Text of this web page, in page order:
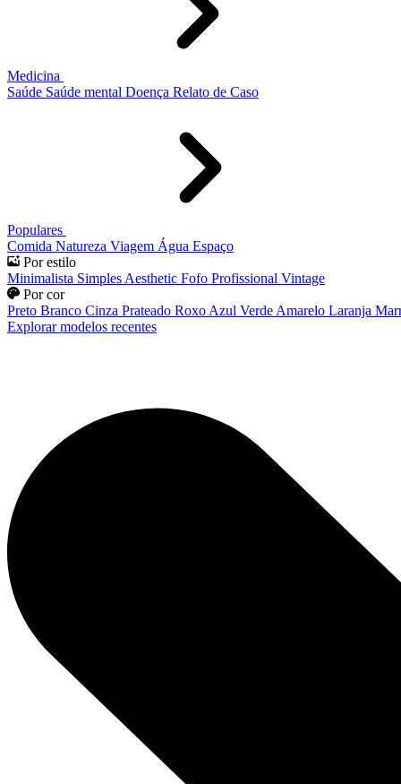
Medicina
Saúde Saúde mental Doença Relato de Caso
Populares
Comida Natureza Viagem Água Espaço
Por estilo
Minimalista Simples Aesthetic Fofo Profissional Vintage
Por cor
Preto Branco Cinza Prateado Roxo Azul Verde Amarelo Laranja
Explorar modelos recentes